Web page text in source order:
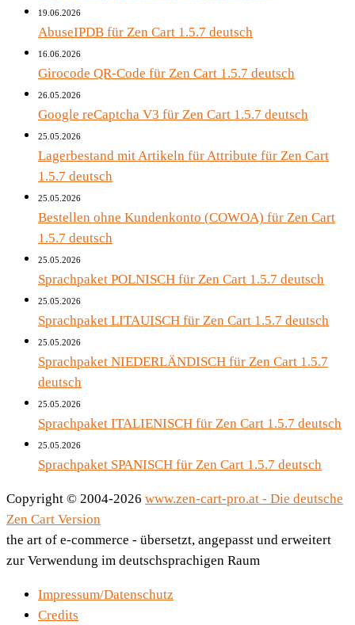
19.06.2026
AbuseIPDB für Zen Cart 1.5.7 deutsch
16.06.2026
Girocode QR-Code für Zen Cart 1.5.7 deutsch
26.05.2026
Google reCaptcha V3 für Zen Cart 1.5.7 deutsch
25.05.2026
Lagerbestand mit Artikeln für Attribute für Zen Cart
1.5.7 deutsch
25.05.2026
Bestellen ohne Kundenkonto (COWOA) für Zen Cart
1.5.7 deutsch
25.05.2026
Sprachpaket POLNISCH für Zen Cart 1.5.7 deutsch
25.05.2026
Sprachpaket LITAUISCH für Zen Cart 1.5.7 deutsch
25.05.2026
Sprachpaket NIEDERLÄNDISCH für Zen Cart 1.5.7
deutsch
25.05.2026
Sprachpaket ITALIENISCH für Zen Cart 1.5.7 deutsch
25.05.2026
Sprachpaket SPANISCH für Zen Cart 1.5.7 deutsch
Copyright © 2004-2026 www.zen-cart-pro.at - Die deutsche
Zen Cart Version
the art of e-commerce - übersetzt, angepasst und erweitert
zur Verwendung im deutschsprachigen Raum
Impressum/Datenschutz
Credits